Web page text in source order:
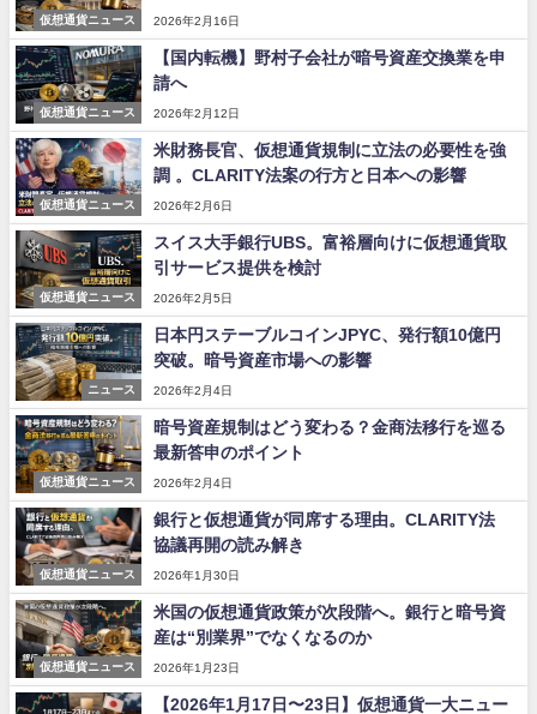
仮想通貨ニュース 2026年2月16日
仮想通貨ニュース
【国内転機】野村子会社が暗号資産交換業を申
請へ
2026年2月12日
仮想通貨ニュース
米財務長官、仮想通貨規制に立法の必要性を強
調 。CLARITY法案の行方と日本への影響
2026年2月6日
仮想通貨ニュース
スイス大手銀行UBS。富裕層向けに仮想通貨取
引サービス提供を検討
2026年2月5日
ニュース
日本円ステーブルコインJPYC、発行額10億円
突破。暗号資産市場への影響
2026年2月4日
仮想通貨ニュース
暗号資産規制はどう変わる？金商法移行を巡る
最新答申のポイント
2026年2月4日
仮想通貨ニュース
銀行と仮想通貨が同席する理由。CLARITY法
協議再開の読み解き
2026年1月30日
仮想通貨ニュース
米国の仮想通貨政策が次段階へ。銀行と暗号資
産は“別業界”でなくなるのか
2026年1月23日
【2026年1月17日〜23日】仮想通貨一大ニュー